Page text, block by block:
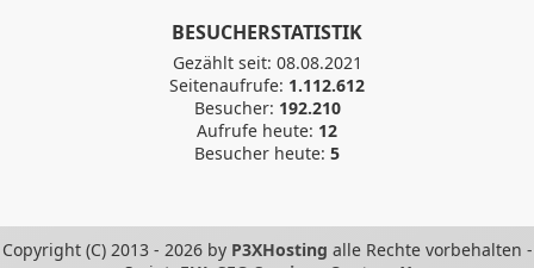
BESUCHERSTATISTIK
Gezählt seit: 08.08.2021
Seitenaufrufe: 1.112.612
Besucher: 192.210
Aufrufe heute: 12
Besucher heute: 5
Copyright (C) 2013 - 2026 by P3XHosting alle Rechte vorbehalten -